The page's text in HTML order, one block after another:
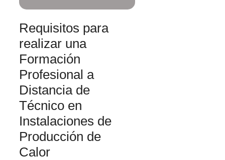
Requisitos para
realizar una
Formación
Profesional a
Distancia de
Técnico en
Instalaciones de
Producción de
Calor